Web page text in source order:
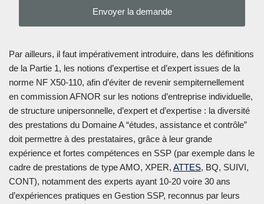
Par ailleurs, il faut impérativement introduire, dans les définitions
de la Partie 1, les notions d’expertise et d’expert issues de la
norme NF X50-110, afin d’éviter de revenir sempiternellement
en commission AFNOR sur les notions d’entreprise individuelle,
de structure unipersonnelle, d’expert et d’expertise : la diversité
des prestations du Domaine A “études, assistance et contrôle”
doit permettre à des prestataires, grâce à leur grande
expérience et fortes compétences en SSP (par exemple dans le
cadre de prestations de type AMO, XPER, ATTES, BQ, SUIVI,
CONT), notamment des experts ayant 10-20 voire 30 ans
d’expériences pratiques en Gestion SSP, reconnus par leurs